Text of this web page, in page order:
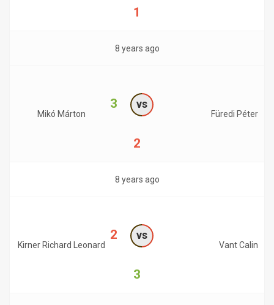
1
8 years ago
Mikó Márton
3 vs
2
Füredi Péter
8 years ago
Kirner Richard Leonard
2 vs
3
Vant Calin